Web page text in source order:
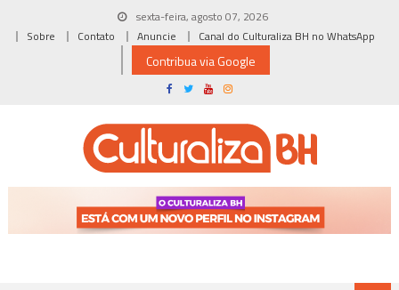
sexta-feira, agosto 07, 2026
Sobre
Contato Anuncie Canal do Culturaliza BH no WhatsApp
Contribua via Google